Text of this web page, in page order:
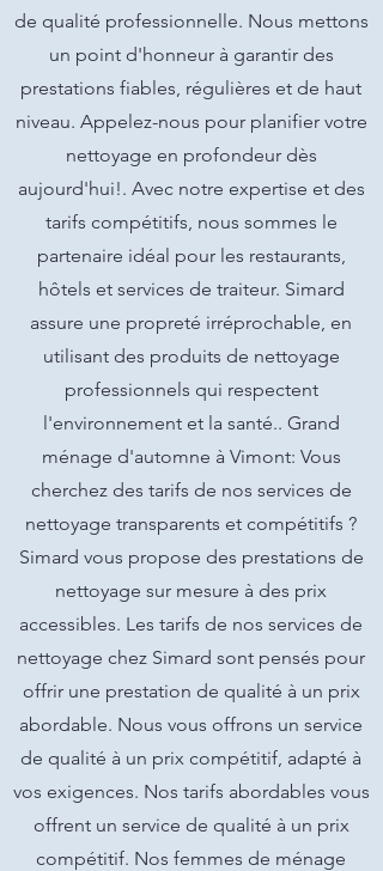
de qualité professionnelle. Nous mettons
un point d'honneur à garantir des
prestations fiables, régulières et de haut
niveau. Appelez-nous pour planifier votre
nettoyage en profondeur dès
aujourd'hui!. Avec notre expertise et des
tarifs compétitifs, nous sommes le
partenaire idéal pour les restaurants,
hôtels et services de traiteur. Simard
assure une propreté irréprochable, en
utilisant des produits de nettoyage
professionnels qui respectent
l'environnement et la santé.. Grand
ménage d'automne à Vimont: Vous
cherchez des tarifs de nos services de
nettoyage transparents et compétitifs ?
Simard vous propose des prestations de
nettoyage sur mesure à des prix
accessibles. Les tarifs de nos services de
nettoyage chez Simard sont pensés pour
offrir une prestation de qualité à un prix
abordable. Nous vous offrons un service
de qualité à un prix compétitif, adapté à
vos exigences. Nos tarifs abordables vous
offrent un service de qualité à un prix
compétitif. Nos femmes de ménage